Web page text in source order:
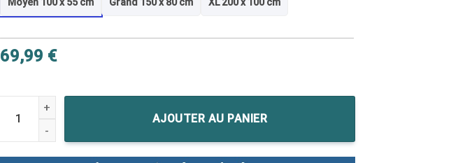
Moyen 100 x 55 cm Grand 150 x 80 cm XL 200 x 100 cm
69,99 €
quantité de Tableau Assassin's Creed II - Ezio Auditore
AJOUTER AU PANIER